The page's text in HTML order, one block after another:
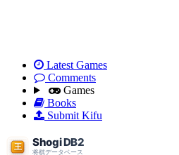
Latest Games
Comments
Games
Books
Submit Kifu